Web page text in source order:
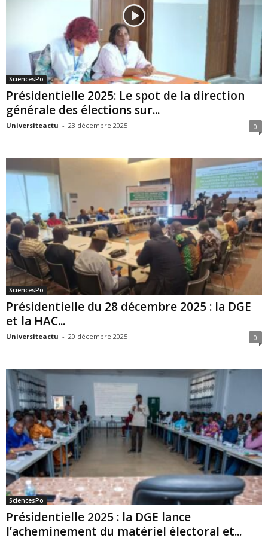
SciencesPo
Présidentielle 2025: Le spot de la direction
générale des élections sur...
Universiteactu - 23 décembre 2025 0
SciencesPo
Présidentielle du 28 décembre 2025 : la DGE
et la HAC...
Universiteactu - 20 décembre 2025 0
SciencesPo
Présidentielle 2025 : la DGE lance
l’acheminement du matériel électoral et...